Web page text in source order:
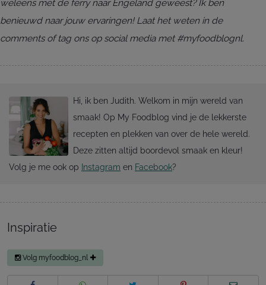
weleens met de ferry naar Engeland geweest? Ik ben
benieuwd naar jouw ervaringen! Laat het weten in de
comments of tag ons op social media met #myfoodblognl.
Hi, ik ben Judith. Welkom in mijn wereld van
smaak! Op My Foodblog vind je de lekkerste
recepten en plekken van over de hele wereld.
Deze zitten altijd boordevol smaak en kleur!
Volg je me ook op Instagram en Facebook?
Inspiratie
Volg myfoodblog_nl